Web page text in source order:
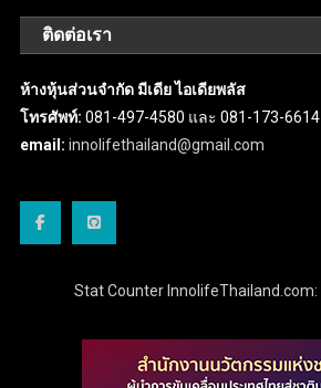
ติดต่อเรา
ห้างหุ้นส่วนจำกัด มีเดีย ไอเดียพลัส
โทรศัพท์: 081-497-4580 และ 081-173-6614
email: innolifethailand@gmail.com
Stat Counter InnolifeThailand.com: